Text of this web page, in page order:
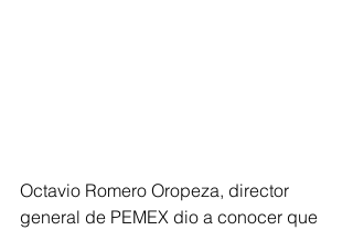
Octavio Romero Oropeza, director
general de PEMEX dio a conocer que